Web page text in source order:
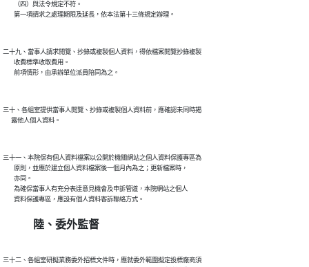
        （四）與法令規定不符。
二十九、當事人請求閱覽、抄錄或複製個人資料，得依檔案閱覽抄錄複製
        收費標準收取費用。
三十、各組室提供當事人閱覽、抄錄或複製個人資料前，應確認未同時揭
三十一、本院保有個人資料檔案以公開於機關網站之個人資料保護專區為
        原則，並應於建立個人資料檔案後一個月內為之；更新檔案時，
        亦同。
        為確保當事人有充分表達意見機會及申訴管道，本院網站之個人
陸、委外監督
三十二、各組室研擬業務委外招標文件時，應就委外範圍擬定投標廠商須